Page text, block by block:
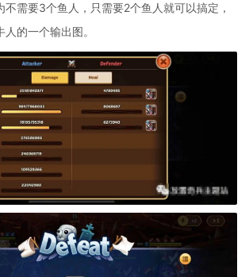
不需要3个鱼人，只需要2个鱼人就可以搞定，
的一个输出图。